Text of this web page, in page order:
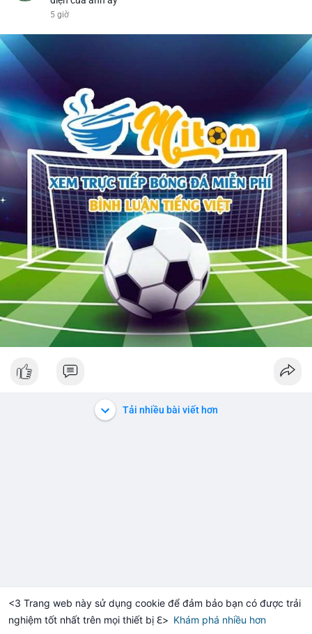
<3 Trang web này sử dụng cookie để đảm bảo bạn có được trải
nghiệm tốt nhất trên mọi thiết bị ℇ> Khám phá nhiều hơn
+0.13% Solana SOL $72.72 -1.13% BNB
5 giờ
Tải nhiều bài viết hơn